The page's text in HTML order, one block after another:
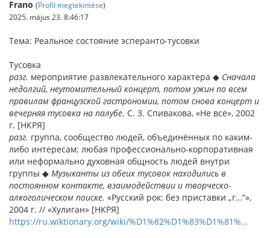
Frano (Profil megtekintése)
2025. május 23. 8:46:17
Тема: Реальное состояние эсперанто-тусовки
Тусовка
разг. мероприятие развлекательного характера ◆ Сначала
недолгий, неутомительный концерт, потом ужин по всем
правилам французской гастрономии, потом снова концерт и
вечерняя тусовка на палубе. С. З. Спивакова, «Не всё», 2002
г. [НКРЯ]
разг. группа, сообщество людей, объединённых по каким-
либо интересам; любая профессионально-корпоративная
или неформально духовная общность людей внутри
группы ◆ Музыканты из обеих тусовок находились в
постоянном контакте, взаимодействии и творческо-
алкоголическом поиске. «Русский рок: без приставки „г…“»,
2004 г. // «Хулиган» [НКРЯ]
https://ru.wiktionary.org/wiki/%D1%82%D1%83%D1%81%...